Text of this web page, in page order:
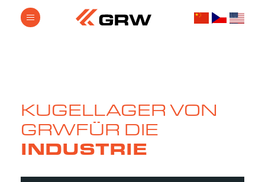
KUGELLAGER VON
GRWFÜR DIE
INDUSTRIE